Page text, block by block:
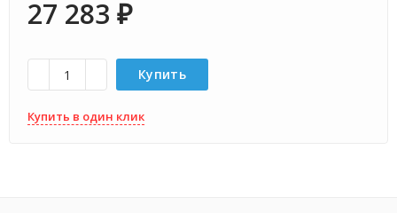
27 283 ₽
Купить
Купить в один клик